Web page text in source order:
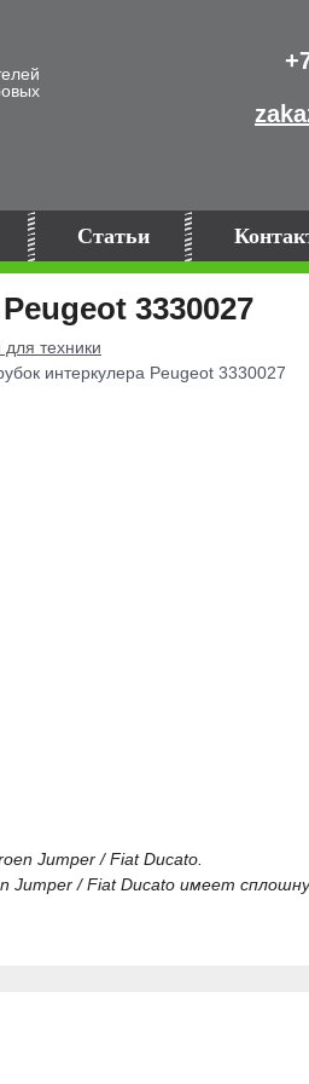
Статьи
3330027
техники
интеркулера Peugeot 3330027
Jumper / Fiat Ducato.
Jumper / Fiat Ducato имеет